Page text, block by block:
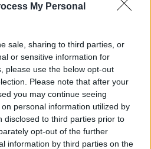
My Personal
sale, sharing to third parties, or
or sensitive information for
please use the below opt-out
Please note that after your
you may continue seeing
personal information utilized by
disclosed to third parties prior to
opt-out of the further
information by third parties on the
Aszály Orbán Anita Hőség
szerint az elmúlt tizenhat
való felkészülés,
sürget. Bővebben...